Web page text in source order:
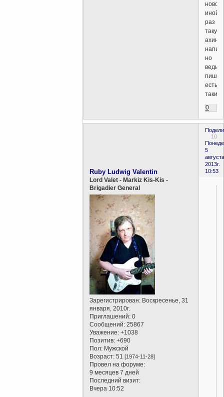
иной
раз
такую
но
ведь
пишут,
есть
такие.
0
10
5
2013г.
10:53
Ruby Ludwig Valentin
Lord Valet - Markiz Kis-Kis -
Brigadier General
Зарегистрирован: Воскресенье, 31
января, 2010г.
Приглашений: 0
Сообщений: 25867
Уважение: +1038
Позитив: +690
Пол: Мужской
Возраст: 51[1974-11-28]
Провел на форуме:
9 месяцев 7 дней
Последний визит:
Вчера 10:52